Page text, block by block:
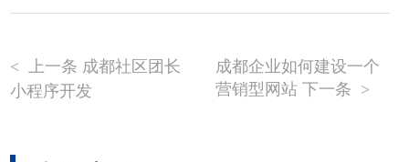
<
上一条 成都社区团长
小程序开发
成都企业如何建设一个
营销型网站 下一条 >